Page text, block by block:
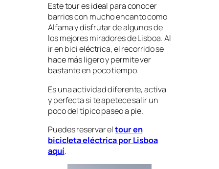
Este tour es ideal para conocer
barrios con mucho encanto como
Alfama y disfrutar de algunos de
los mejores miradores de Lisboa. Al
ir en bici eléctrica, el recorrido se
hace más ligero y permite ver
bastante en poco tiempo.
Es una actividad diferente, activa
y perfecta si te apetece salir un
poco del típico paseo a pie.
Puedes reservar eltour en
bicicleta eléctrica por Lisboa
aquí.